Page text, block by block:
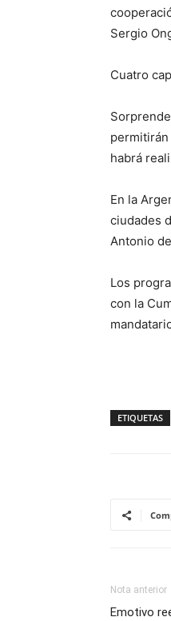
Sergio
Cuatro
habrá
En la
ciudades
Antonio
Los
con la
ETIQUETAS
Nota anterior
Emotivo